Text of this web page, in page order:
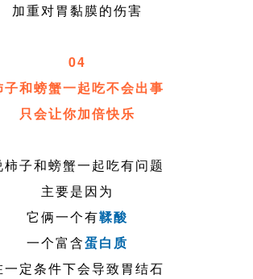
加重对胃黏膜的伤害
04
子和螃蟹一起吃不会出事
只会让你加倍快乐
柿子和螃蟹一起吃有问题
主要是因为
它俩一个有鞣酸
一个富含蛋白质
一定条件下会导致胃结石